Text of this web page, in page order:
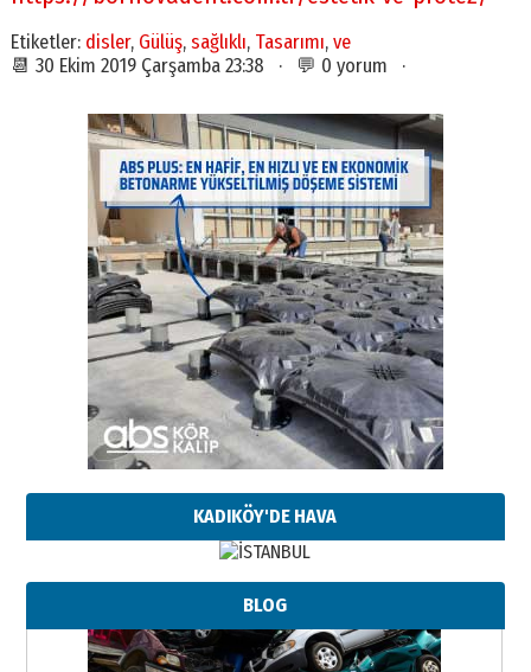
Etiketler: disler, Gülüş, sağlıklı, Tasarımı, ve
📆 30 Ekim 2019 Çarşamba 23:38 · 💬 0 yorum ·
KADIKÖY'DE HAVA
BLOG